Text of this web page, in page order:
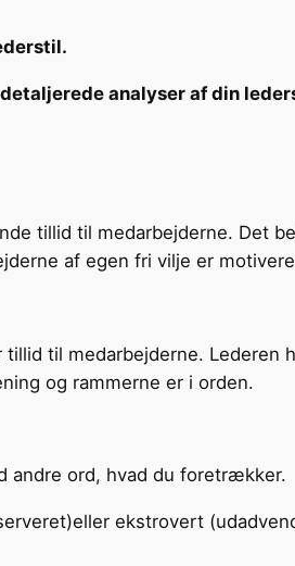
analyser af din
tillid til medarbejderne. Det
af egen fri vilje er
til medarbejderne. Lederen
og rammerne er i orden.
andre ord, hvad du foretrækker.
ekstrovert